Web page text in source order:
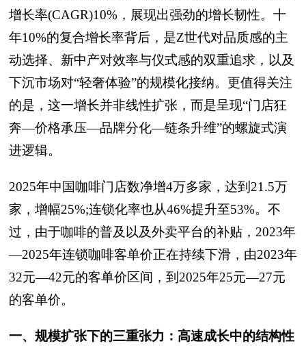
增长率(CAGR)10%，展现出强劲的增长韧性。十
年10%的复合增长率背后，是Z世代对品质感的主
动选择、新中产对效率与仪式感的双重追求，以及
下沉市场对“轻奢体验”的规模化接纳。更值得关注
的是，这一增长并非线性扩张，而是呈现“门店狂
奔—价格承压—品牌分化—链条升维”的螺旋式演
进逻辑。
2025年中国咖啡门店数净增4万多家，达到21.5万
家，增幅25%;连锁化率也从46%提升至53%。不
过，由于咖啡的普及以及外卖平台的补贴，2023年
—2025年连锁咖啡客单价正在持续下滑，由2023年
32元—42元的客单价区间，到2025年25元—27元
的客单价。
一、规模扩张下的三重张力：高速成长中的结构性